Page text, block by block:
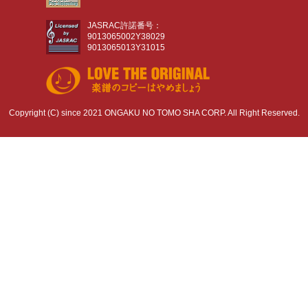
JASRAC許諾番号：
9013065002Y38029
9013065013Y31015
Copyright (C) since 2021 ONGAKU NO TOMO SHA CORP. All Right Reserved.